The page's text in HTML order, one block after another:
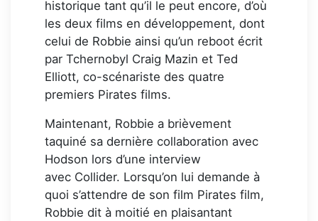
historique tant qu’il le peut encore, d’où
les deux films en développement, dont
celui de Robbie ainsi qu’un reboot écrit
par Tchernobyl Craig Mazin et Ted
Elliott, co-scénariste des quatre
premiers Pirates films.
Maintenant, Robbie a brièvement
taquiné sa dernière collaboration avec
Hodson lors d’une interview
avec Collider. Lorsqu’on lui demande à
quoi s’attendre de son film Pirates film,
Robbie dit à moitié en plaisantant